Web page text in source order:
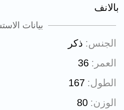
بالانف
بيانات
الجنس ذكر
العمر
36
الطول 167
الوزن 80